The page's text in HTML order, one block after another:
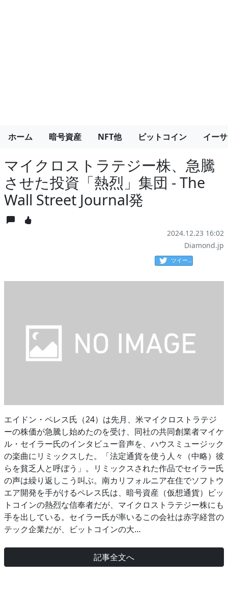
ホーム 暗号資産 NFT他 ビットコイン イー
マイクロストラテジー株、急騰
させた投資「熱烈」集団 - The
Wall Street Journal発
2024.12.23 16:02
Diamond.jp
ツイート
エイドン・ペレス氏（24）は先月、米マイクロストラテジ
ーの株価が急騰し始めたのを受け、同社の共同創業者マイケ
ル・セイラー氏のインタビュー音声を、ハウスミュージック
の楽曲にリミックスした。「法定通貨を使う人々（中略）彼
らを貧乏人と呼ぼう」。リミックスされた作品でセイラー氏
の声は繰り返しこう叫ぶ。南カリフォルニア在住でソフトウ
エア開発を手がけるペレス氏は、暗号資産（仮想通貨）ビッ
トコインの熱烈な信奉者だが、マイクロストラテジー株にも
手を出している。セイラー氏が率いるこの会社は赤字経営の
テック企業だが、ビットコインの大…
記事全文へ